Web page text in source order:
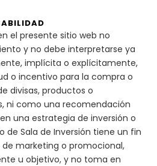
el presente sitio web no
y no debe interpretarse ya
implícita o explícitamente,
o incentivo para la compra o
divisas, productos o
ni como una recomendación
una estrategia de inversión o
de Sala de Inversión tiene un fin
marketing o promocional,
u objetivo, y no toma en